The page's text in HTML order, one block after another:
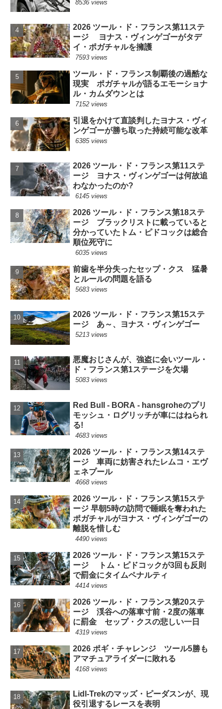
8536 views
2026 ツール・ド・フランス第11ステ
ージ ヨナス・ヴィンゲゴーがタデ
イ・ポガチャルを擁護
7593 views
ツール・ド・フランス制覇後の過酷な
現実 ポガチャルが語るエモーショナ
ル・カムダウンとは
7152 views
引退をかけて直談判したヨナス・ヴィ
ンゲゴーが勝ち取った持続可能な改革
6385 views
2026 ツール・ド・フランス第11ステ
ージ ヨナス・ヴィンゲゴーは何故追
わなかったのか?
6145 views
2026 ツール・ド・フランス第18ステ
ージ ブラックリストに載っていると
分かっていたトム・ピドコックは総合
順位死守に
6035 views
前歯を半分失ったセップ・クス 猛暑
とルールの問題を語る
5683 views
2026 ツール・ド・フランス第15ステ
ージ あ～、ヨナス・ヴィンゲゴー
5213 views
悪魔おじさんが、強盗に会いツール・
ド・フランス第1ステージを欠場
5083 views
Red Bull - BORA - hansgroheのプリ
モッシュ・ログリッチが車にはねられ
る!
4683 views
2026 ツール・ド・フランス第14ステ
ージ 車両に妨害されたレムコ・エヴ
ェネプール
4668 views
2026 ツール・ド・フランス第15ステ
ージ 早朝5時の訪問で睡眠を奪われた
ポガチャルがヨナス・ヴィンゲゴーの
離脱を惜しむ
4490 views
2026 ツール・ド・フランス第15ステ
ージ トム・ピドコックが3回も反則
で罰金にタイムペナルティ
4414 views
2026 ツール・ド・フランス第20ステ
ージ 渓谷への落車寸前・2度の落車
に罰金 セップ・クスの悲しい一日
4319 views
2026 ポギ・チャレンジ ツール5勝も
アマチュアライダーに敗れる
4168 views
Lidl-Trekのマッズ・ピーダスンが、現
役引退するレースを表明